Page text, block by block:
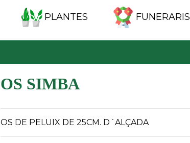
PLANTES FUNERARIS
OS SIMBA
OS DE PELUIX DE 25CM. D´ALÇADA